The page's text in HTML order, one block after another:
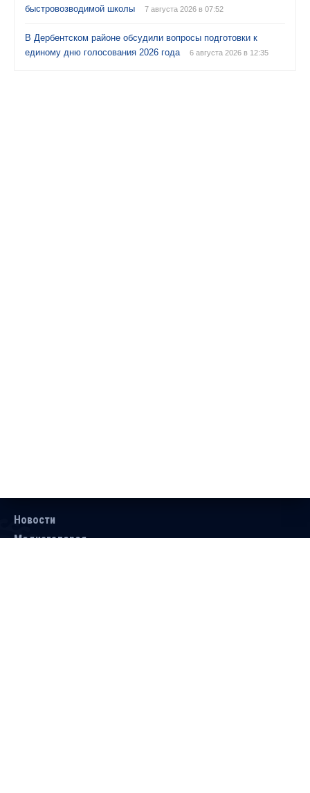
быстровозводимой школы
7 августа 2026 в 07:52
В Дербентском районе обсудили вопросы подготовки к
единому дню голосования 2026 года
6 августа 2026 в 12:35
Новости
Медиагалерея